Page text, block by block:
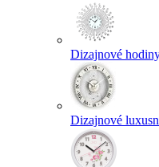
Dizajnové
Dizajnové